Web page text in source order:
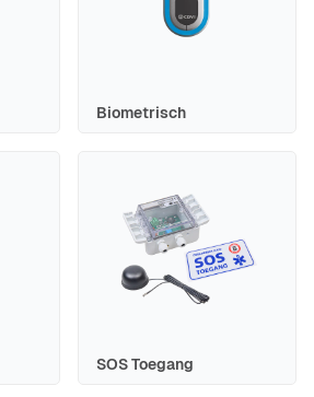
Biometrisch
SOS Toegang